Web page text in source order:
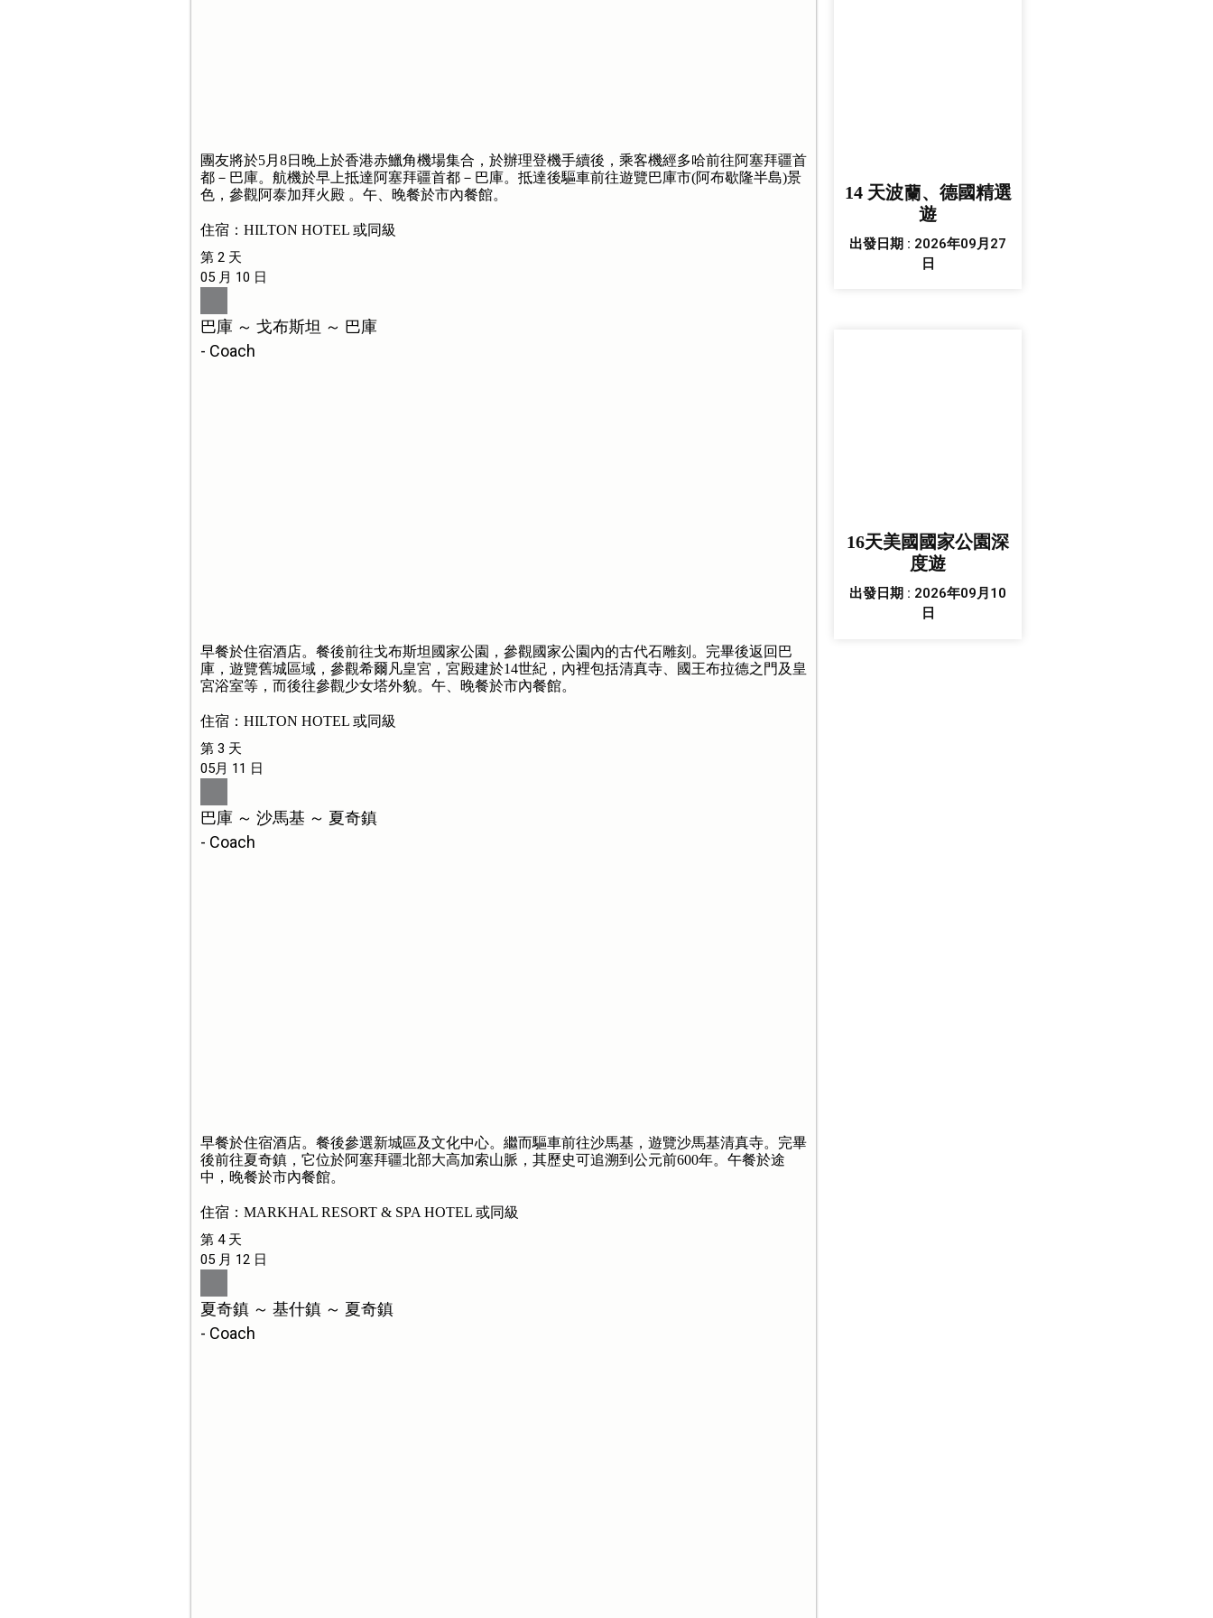
團友將於5月8日晚上於香港赤鱲角機場集合，於辦理登機手續後，乘客機經多哈前往阿塞拜疆首
都－巴庫。航機於早上抵達阿塞拜疆首都－巴庫。抵達後驅車前往遊覽巴庫市(阿布歇隆半島)景
色，參觀阿泰加拜火殿 。午、晚餐於市內餐館。
住宿：HILTON HOTEL 或同級
第 2 天
05 月 10 日
巴庫 ～ 戈布斯坦 ～ 巴庫
- Coach
早餐於住宿酒店。餐後前往戈布斯坦國家公園，參觀國家公園內的古代石雕刻。完畢後返回巴
庫，遊覽舊城區域，參觀希爾凡皇宮，宮殿建於14世紀，內裡包括清真寺、國王布拉德之門及皇
宮浴室等，而後往參觀少女塔外貌。午、晚餐於市內餐館。
住宿：HILTON HOTEL 或同級
第 3 天
05月 11 日
巴庫 ～ 沙馬基 ～ 夏奇鎮
- Coach
早餐於住宿酒店。餐後參選新城區及文化中心。繼而驅車前往沙馬基，遊覽沙馬基清真寺。完畢
後前往夏奇鎮，它位於阿塞拜疆北部大高加索山脈，其歷史可追溯到公元前600年。午餐於途
中，晚餐於市內餐館。
住宿：MARKHAL RESORT & SPA HOTEL 或同級
第 4 天
05 月 12 日
夏奇鎮 ～ 基什鎮 ～ 夏奇鎮
- Coach
14 天波蘭、德國精選
遊
出發日期 : 2026年09月27
日
16天美國國家公園深
度遊
出發日期 : 2026年09月10
日